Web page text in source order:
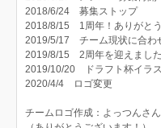
2018/6/24 募集ストップ
2018/8/15 1周年！ありがと
2019/5/17 チーム現状に合わ
2019/8/15 2周年を迎えました
2019/10/20 ドラフト杯イラ
2020/4/4 ロゴ変更
チームロゴ作成：よっつんさん